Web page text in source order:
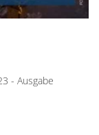
- Ausgabe